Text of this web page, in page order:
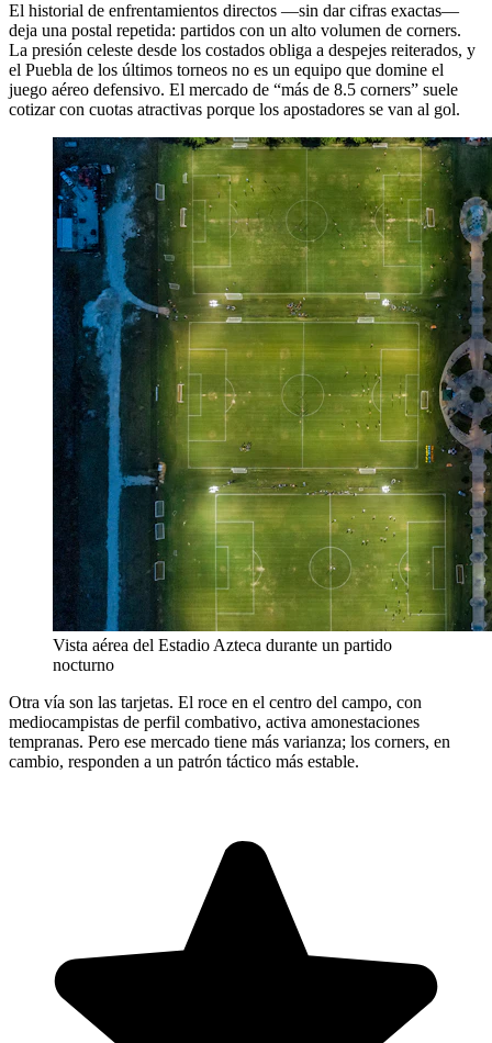
El historial de enfrentamientos directos —sin dar cifras exactas—
deja una postal repetida: partidos con un alto volumen de corners.
La presión celeste desde los costados obliga a despejes reiterados, y
el Puebla de los últimos torneos no es un equipo que domine el
juego aéreo defensivo. El mercado de “más de 8.5 corners” suele
cotizar con cuotas atractivas porque los apostadores se van al gol.
Vista aérea del Estadio Azteca durante un partido
nocturno
Otra vía son las tarjetas. El roce en el centro del campo, con
mediocampistas de perfil combativo, activa amonestaciones
tempranas. Pero ese mercado tiene más varianza; los corners, en
cambio, responden a un patrón táctico más estable.